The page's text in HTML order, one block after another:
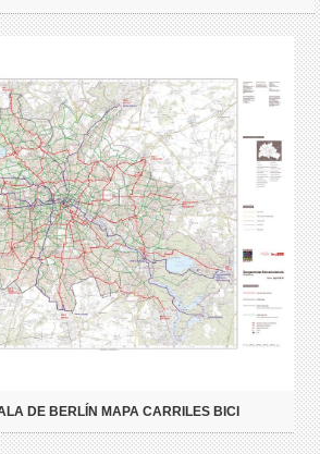
DE BERLÍN MAPA CARRILES BICI